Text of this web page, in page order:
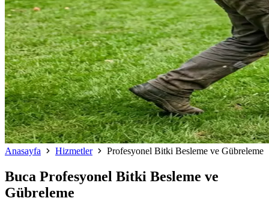
Anasayfa Hizmetler Profesyonel Bitki Besleme ve Gübreleme
Buca Profesyonel Bitki Besleme ve
Gübreleme